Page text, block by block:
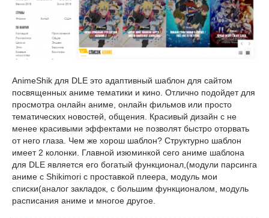
AnimeShik для DLE это адаптивный шаблон для сайтом
посвященных аниме тематики и кино. Отлично подойдет для
просмотра онлайн аниме, онлайн фильмов или просто
тематических новостей, общения. Красивый дизайн с не
менее красивыми эффектами не позволят быстро оторвать
от него глаза. Чем же хорош шаблон? Структурно шаблон
имеет 2 колонки. Главной изюминкой сего аниме шаблона
для DLE является его богатый функционал,(модули парсинга
аниме с Shikimori с проставкой плеера, модуль мои
списки(аналог закладок, с большим функционалом, модуль
расписания аниме и многое другое.